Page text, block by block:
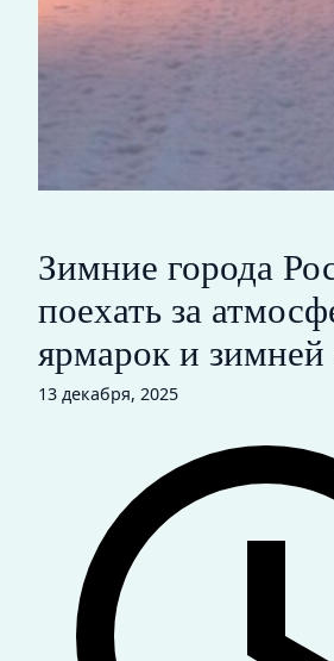
Зимние города
поехать за
ярмарок и зимней
13 декабря, 2025